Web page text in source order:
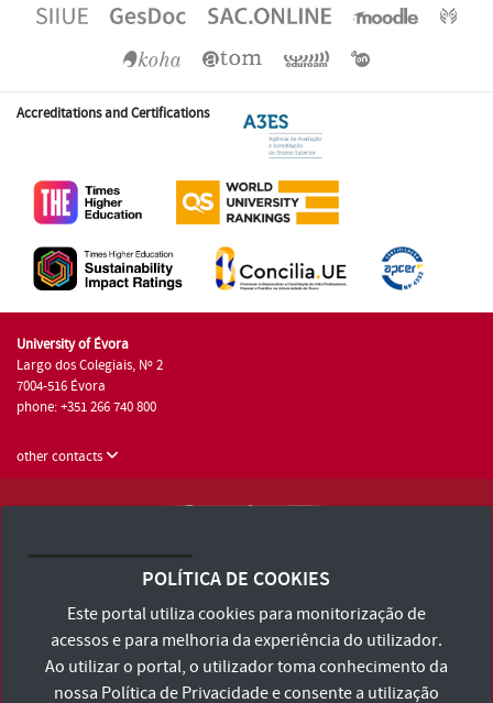
Accreditations and Certifications
University of Évora
Largo dos Colegiais, Nº 2
7004-516 Évora
phone: +351 266 740 800
other contacts
Terms and Conditions and Privacy Policy
Accessibility Statement
POLÍTICA DE COOKIES
Este portal utiliza cookies para monitorização de
acessos e para melhoria da experiência do utilizador.
Ao utilizar o portal, o utilizador toma conhecimento da
nossa Política de Privacidadee consente a utilização